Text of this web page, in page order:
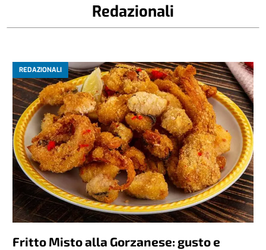
Redazionali
REDAZIONALI
Fritto Misto alla Gorzanese: gusto e